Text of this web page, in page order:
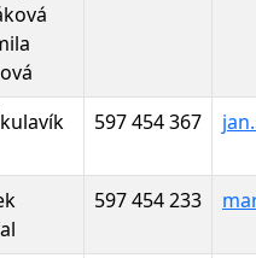
597 454 367
597 454 233